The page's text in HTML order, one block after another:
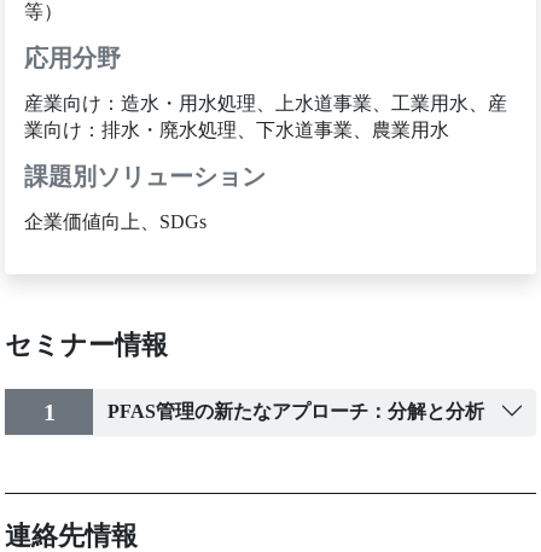
等）
応用分野
産業向け：造水・用水処理、上水道事業、工業用水、産
業向け：排水・廃水処理、下水道事業、農業用水
課題別ソリューション
企業価値向上、SDGs
セミナー情報
1 PFAS管理の新たなアプローチ：分解と分析
連絡先情報